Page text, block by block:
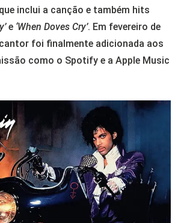
inclui a canção e também hits
e ‘When Doves Cry’. Em fevereiro de
foi finalmente adicionada aos
como o Spotify e a Apple Music